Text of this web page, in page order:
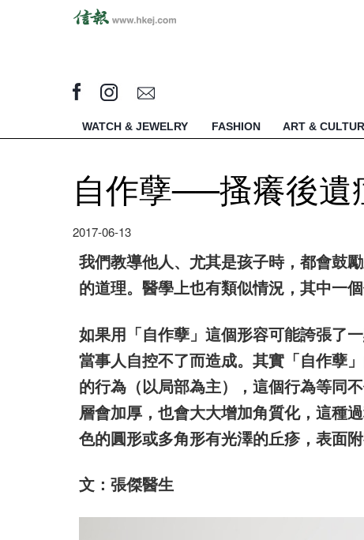
WATCH & JEWELRY FASHION ART &
自作孽──搔癢後遺
2017-06-13
我們教導他人、尤其是孩子時，都會鼓
的道理。醫學上也有類似情況，其中一
如果用「自作孽」這個形容可能誇張了
當事人自控不了而造成。其實「自作孽
的行為（以局部為主），這個行為等同
層會加厚，也會大大增加角質化，這種
色的圓形或多角形有光澤的丘疹，表面
文：張傑醫生